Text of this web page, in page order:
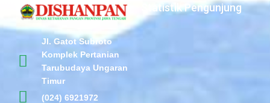
Jl. Gatot Subroto
Komplek Pertanian
Tarubudaya Ungaran
Timur
(024) 6921972
Statistik Pengunjung